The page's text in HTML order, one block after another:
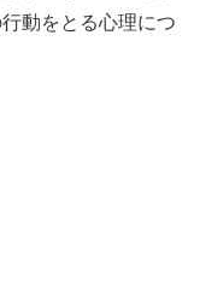
動をとる心理につ